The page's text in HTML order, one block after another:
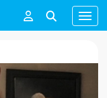
Menu